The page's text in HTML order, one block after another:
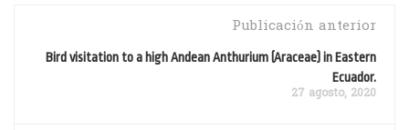
Publicación anterior
Bird visitation to a high Andean Anthurium (Araceae) in Eastern
Ecuador.
27 agosto, 2020